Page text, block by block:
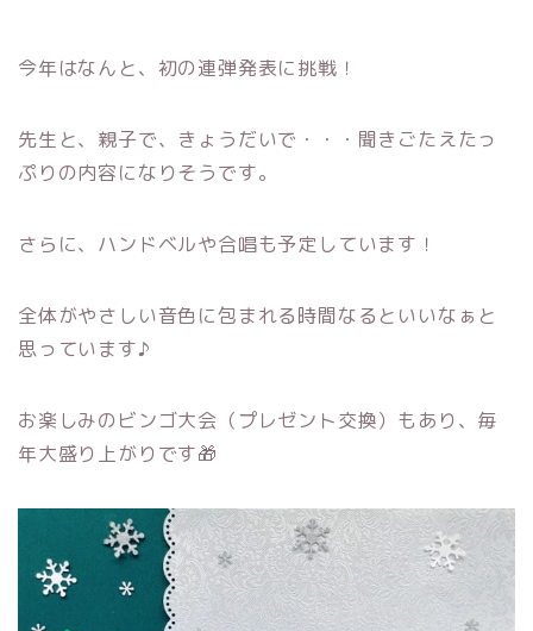
今年はなんと、初の連弾発表に挑戦！
先生と、親子で、きょうだいで・・・聞きごたえたっ
ぷりの内容になりそうです。
さらに、ハンドベルや合唱も予定しています！
全体がやさしい音色に包まれる時間なるといいなぁと
思っています♪
お楽しみのビンゴ大会（プレゼント交換）もあり、毎
年大盛り上がりです🎁